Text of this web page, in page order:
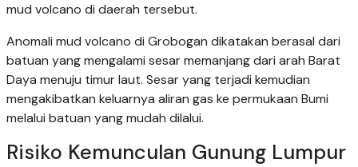
mud volcano di daerah tersebut.
Anomali mud volcano di Grobogan dikatakan berasal dari
batuan yang mengalami sesar memanjang dari arah Barat
Daya menuju timur laut. Sesar yang terjadi kemudian
mengakibatkan keluarnya aliran gas ke permukaan Bumi
melalui batuan yang mudah dilalui.
Risiko Kemunculan Gunung Lumpur